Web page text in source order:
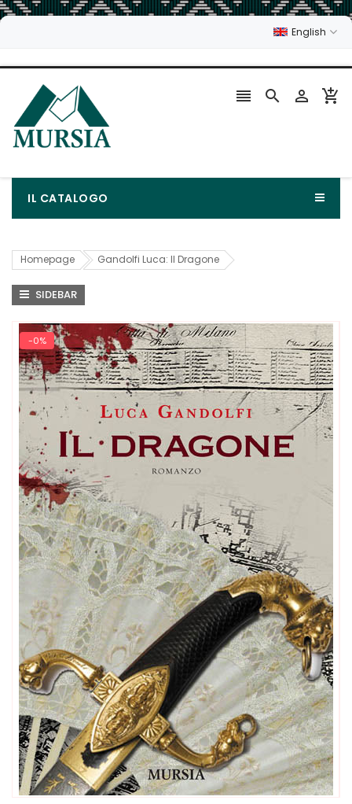
English
   
IL CATALOGO
Homepage Gandolfi Luca: Il Dragone
SIDEBAR
-0%